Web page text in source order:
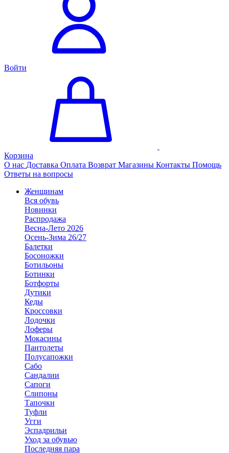
Войти
Корзина
О нас Доставка Оплата Возврат Магазины Контакты Помощь
Ответы на вопросы
Женщинам
Вся обувь
Новинки
Распродажа
Весна-Лето 2026
Осень-Зима 26/27
Балетки
Босоножки
Ботильоны
Ботинки
Ботфорты
Дутики
Кеды
Кроссовки
Лодочки
Лоферы
Мокасины
Пантолеты
Полусапожки
Сабо
Сандалии
Сапоги
Слипоны
Тапочки
Туфли
Угги
Эспадрильи
Уход за обувью
Последняя пара